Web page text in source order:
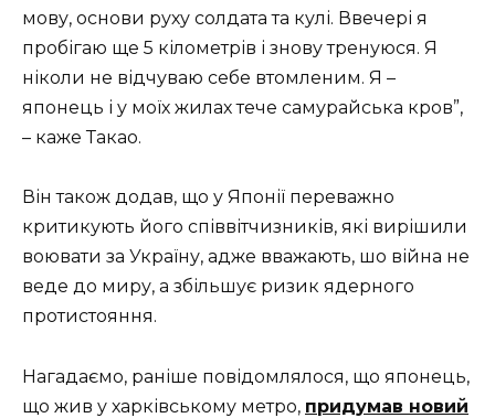
мову, основи руху солдата та кулі. Ввечері я
пробігаю ще 5 кілометрів і знову тренуюся. Я
ніколи не відчуваю себе втомленим. Я –
японець і у моїх жилах тече самурайська кров”,
– каже Такао.
Він також додав, що у Японії переважно
критикують його співвітчизників, які вирішили
воювати за Україну, адже вважають, шо війна не
веде до миру, а збільшує ризик ядерного
протистояння.
Нагадаємо, раніше повідомлялося, що японець,
що жив у харківському метро, придумав новий